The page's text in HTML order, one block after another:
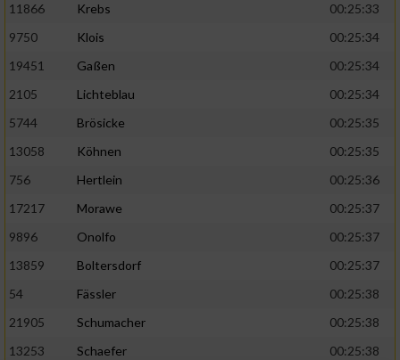
11866
Krebs
00:25:33
9750
Klois
00:25:34
19451
Gaßen
00:25:34
2105
Lichteblau
00:25:34
5744
Brösicke
00:25:35
13058
Köhnen
00:25:35
756
Hertlein
00:25:36
17217
Morawe
00:25:37
9896
Onolfo
00:25:37
13859
Boltersdorf
00:25:37
54
Fässler
00:25:38
21905
Schumacher
00:25:38
13253
Schaefer
00:25:38